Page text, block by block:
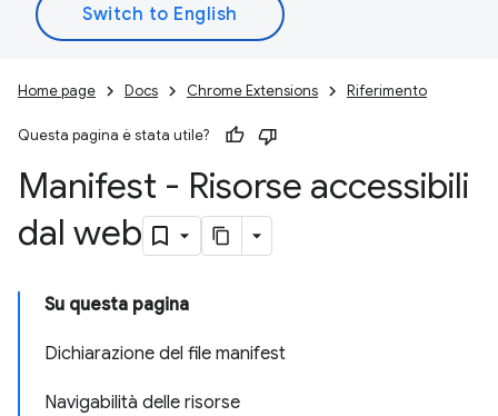
Home page Docs Chrome Extensions Riferimento
Questa pagina è stata utile?
Manifest - Risorse accessibili
dal web
Su questa pagina
Dichiarazione del file manifest
Navigabilità delle risorse